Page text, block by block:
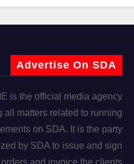
Advertise On SDA
is the official media agency
all matters related to running
on SDA. It is the party
by SDA to issue and sign
and invoice the clients